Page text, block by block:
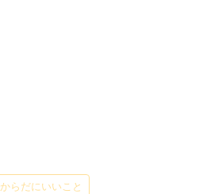
からだにいいこと